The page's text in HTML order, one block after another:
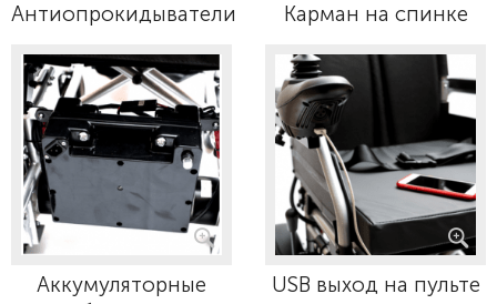
Антиопрокидыватели Карман на спинке
Аккумуляторные
USB выход на пульте